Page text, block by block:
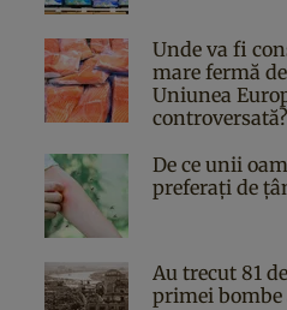
Unde va fi
mare fermă
Uniunea
controversată?
De ce unii
preferați de
Au trecut 81
primei bombe